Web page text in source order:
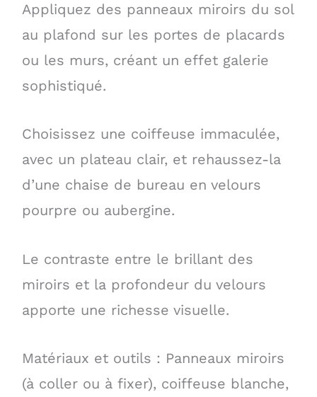
Appliquez des panneaux miroirs du sol
au plafond sur les portes de placards
ou les murs, créant un effet galerie
sophistiqué.
Choisissez une coiffeuse immaculée,
avec un plateau clair, et rehaussez-la
d’une chaise de bureau en velours
pourpre ou aubergine.
Le contraste entre le brillant des
miroirs et la profondeur du velours
apporte une richesse visuelle.
Matériaux et outils : Panneaux miroirs
(à coller ou à fixer), coiffeuse blanche,